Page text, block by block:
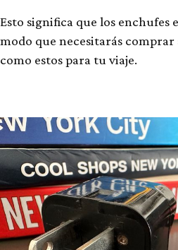
Esto significa que los enchufes
modo que necesitarás
como estos para tu viaje.